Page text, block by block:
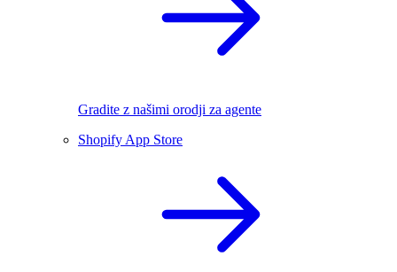
Gradite z našimi orodji za agente
Shopify App Store